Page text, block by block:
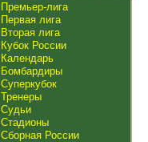
Премьер-лига
Первая лига
Вторая лига
Кубок России
Календарь
Бомбардиры
Суперкубок
Тренеры
Судьи
Стадионы
Сборная России